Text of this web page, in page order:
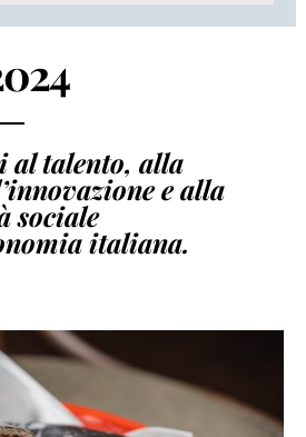
al talento, alla
e alla
sociale
italiana.